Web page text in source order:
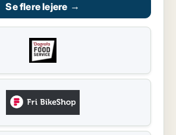
Se flere lejere →